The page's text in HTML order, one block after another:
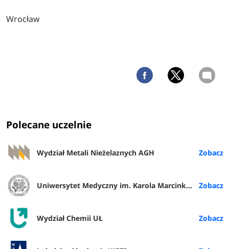
Wrocław
Polecane uczelnie
Wydział Metali Nieżelaznych AGH
Uniwersytet Medyczny im. Karola Marcinkowskiego w Poznaniu
Wydział Chemii UŁ